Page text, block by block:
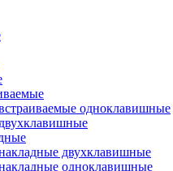
одноклавишные
двухклавишные
одноклавишные